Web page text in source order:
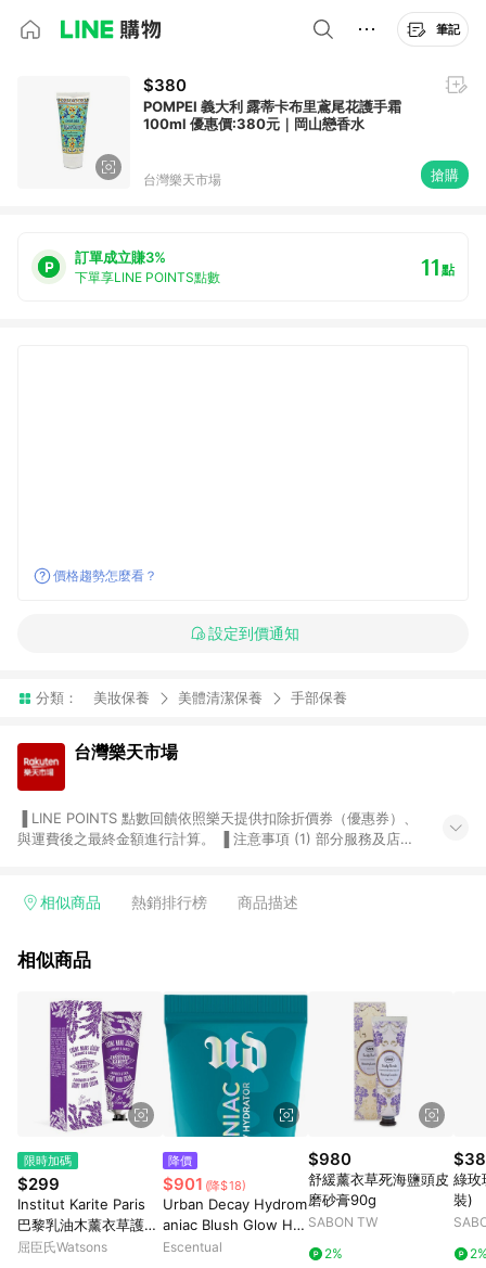
筆記
$380
POMPEI 義大利 露蒂卡布里鳶尾花護手霜
100ml 優惠價:380元｜岡山戀香水
台灣樂天市場 搶購
訂單成立賺3%
下單享LINE POINTS點數 11點
價格趨勢怎麼看？
設定到價通知
分類： 美妝保養 美體清潔保養 手部保養
台灣樂天市場
與運費後之最終金額進行計算。 ▐ 注意事項 (1) 部分服務及店家
Smart mobile、神腦生活、JS巨盛、樂天KOBO電子書，請詳閱
台灣樂天市場，並在同一瀏覽器於24小時內結帳，才享有 LINE
市場 45 天內完成訂單出貨及結帳，則不符合贈點資格。 (4) 如
使用APP、或中途瀏覽比價網、回饋網、Google等其他網頁、或
由網頁版(電腦版/手機版網頁)切換為App都將會造成追蹤中斷而
無法進行 LINE POINTS 回饋。 (5) LINE 購物為購物資訊整合性
平台，商品資料更新會有時間差，如顯示之商品規格、顏色、價
位、贈品與台灣樂天市場銷售網頁不符，以銷售網頁標示為準。
(6) 導購訂單已逾 365 天，根據台灣樂天回饋規定，逾期訂單將
點數回饋或點數回饋有爭議，台灣樂天市場保有更改條款與法律
追訴之權利，活動詳情以樂天市場網站公告為準。
相似商品 熱銷排行榜 商品描述
相似商品
限時加碼
$299
Institut Karite Paris
巴黎乳油木薰衣草護手
霜 30ml
屈臣氏Watsons
降價
$901 (降$18)
Urban Decay Hydrom
aniac Blush Glow Hy
drator 15ml Obsesse
Escentual
$980
舒緩薰衣草死海鹽頭皮
磨砂膏90g
SABON TW
2%
綠玫
裝)